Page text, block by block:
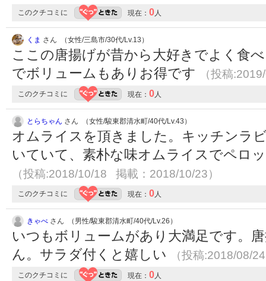
このクチコミに 現在： 0人
くま さん （女性/三島市/30代/Lv.13）
ここの唐揚げが昔から大好きでよく食
でボリュームもありお得です
（投稿
このクチコミに 現在： 0人
とらちゃん さん （女性/駿東郡清水町/40代/Lv.43）
オムライスを頂きました。キッチンラ
いていて、素朴な味オムライスでペロ
（投稿:2018/10/18 掲載：2018/10/23）
このクチコミに 現在： 0人
きゃべ さん （男性/駿東郡清水町/40代/Lv.26）
いつもボリュームがあり大満足です。
ん。サラダ付くと嬉しい
（投稿:2018/08/
このクチコミに 現在： 0人